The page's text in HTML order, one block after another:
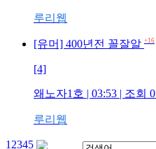
루리웹
[유머] 400년전 꼴잘알 +16
[4]
왜노자1호 | 03:53 | 조회 0
루리웹
1 2345